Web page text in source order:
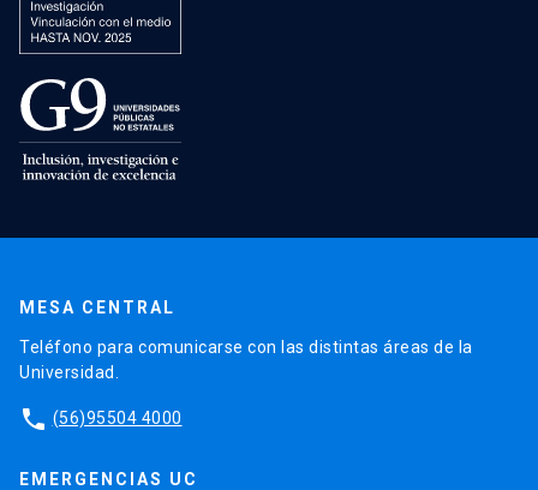
MESA CENTRAL
Teléfono para comunicarse con las distintas áreas de la
Universidad.
phone (56)95504 4000
EMERGENCIAS UC